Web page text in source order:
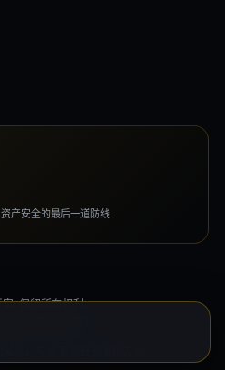
产安全的最后一道防线
. 保留所有权利。